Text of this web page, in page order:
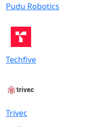
Pudu Robotics
Techfive
Trivec